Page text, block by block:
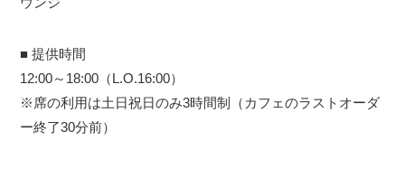
■ 提供時間
12:00～18:00（L.O.16:00）
※席の利用は土日祝日のみ3時間制（カフェのラストオーダ
ー終了30分前）